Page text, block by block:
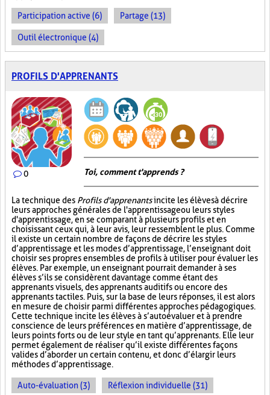
Participation active (6) Partage (13)
Outil électronique (4)
PROFILS D'APPRENANTS
0 Toi, comment t'apprends ?
La technique des Profils d'apprenantsincite les élèves à décrire
leurs approches générales de l'apprentissage ou leurs styles
d'apprentissage, en se comparant à plusieurs profils et en
choisissant ceux qui, à leur avis, leur ressemblent le plus. Comme
il existe un certain nombre de façons de décrire les styles
d’apprentissage et les modes d’apprentissage, l’enseignant doit
choisir ses propres ensembles de profils à utiliser pour évaluer les
élèves. Par exemple, un enseignant pourrait demander à ses
élèves s’ils se considèrent davantage comme étant des
apprenants visuels, des apprenants auditifs ou encore des
apprenants tactiles. Puis, sur la base de leurs réponses, il est alors
en mesure de choisir parmi différentes approches pédagogiques.
Cette technique incite les élèves à s’autoévaluer et à prendre
conscience de leurs préférences en matière d’apprentissage, de
leurs points forts ou de leur style en tant qu’apprenants. Elle leur
permet également de réaliser qu’il existe différentes façons
valides d’aborder un certain contenu, et donc d’élargir leurs
méthodes d’apprentissage.
Auto-évaluation (3) Réflexion individuelle (31)